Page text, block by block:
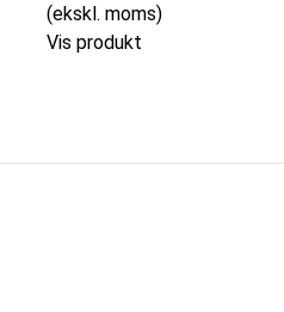
(ekskl. moms)
Vis produkt